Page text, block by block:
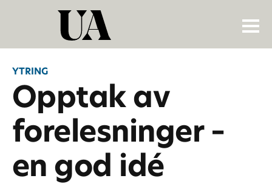
YTRING
Opptak av
forelesninger –
en god idé